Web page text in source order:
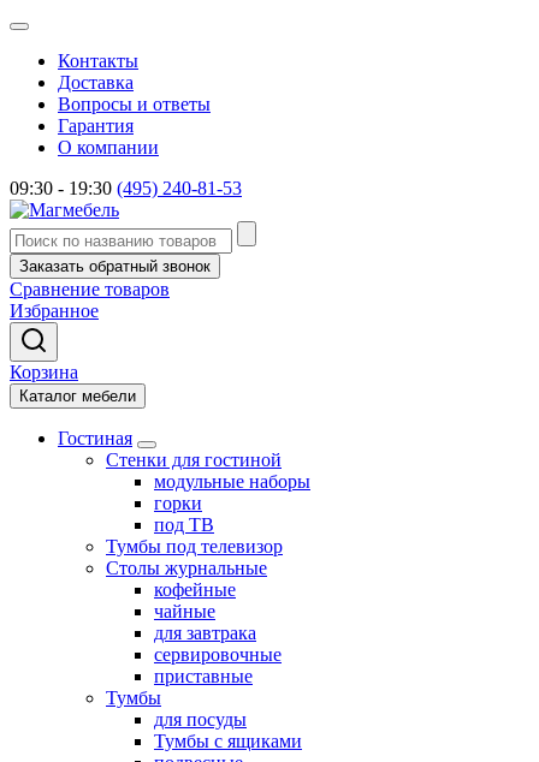
Контакты
Доставка
Вопросы и ответы
Гарантия
О компании
09:30 - 19:30 (495) 240-81-53
Заказать обратный звонок
Сравнение товаров
Избранное
Корзина
Каталог мебели
Гостиная
Стенки для гостиной
модульные наборы
горки
под ТВ
Тумбы под телевизор
Столы журнальные
кофейные
чайные
для завтрака
сервировочные
приставные
Тумбы
для посуды
Тумбы с ящиками